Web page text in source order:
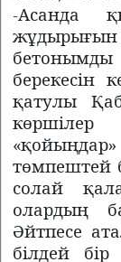
-Асанда
берекесін
қатулы
төмпештей
солай
олардың
Әйтпесе
білдей